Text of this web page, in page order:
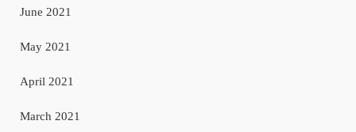
June 2021
May 2021
April 2021
March 2021